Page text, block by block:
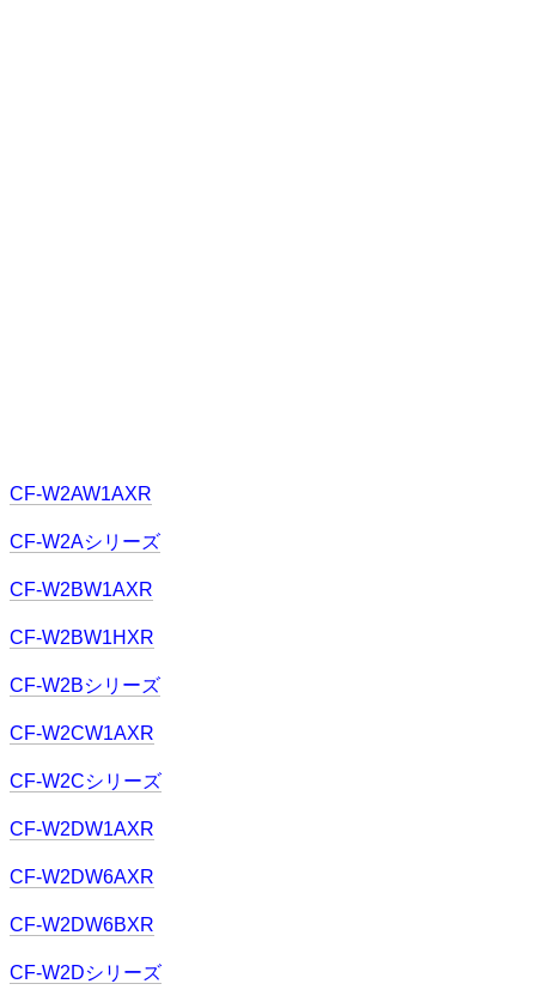
CF-W2AW1AXR
CF-W2Aシリーズ
CF-W2BW1AXR
CF-W2BW1HXR
CF-W2Bシリーズ
CF-W2CW1AXR
CF-W2Cシリーズ
CF-W2DW1AXR
CF-W2DW6AXR
CF-W2DW6BXR
CF-W2Dシリーズ